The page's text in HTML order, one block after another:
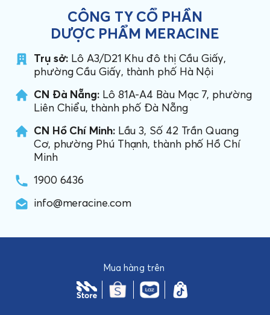
CÔNG TY CỔ PHẦN
DƯỢC PHẨM MERACINE
Trụ sở: Lô A3/D21 Khu đô thị Cầu Giấy,
phường Cầu Giấy, thành phố Hà Nội
CN Đà Nẵng: Lô 81A-A4 Bàu Mạc 7, phường
Liên Chiểu, thành phố Đà Nẵng
CN Hồ Chí Minh:Lầu 3, Số 42 Trần Quang
Cơ, phường Phú Thạnh, thành phố Hồ Chí
Minh
1900 6436
info@meracine.com
Mua hàng trên